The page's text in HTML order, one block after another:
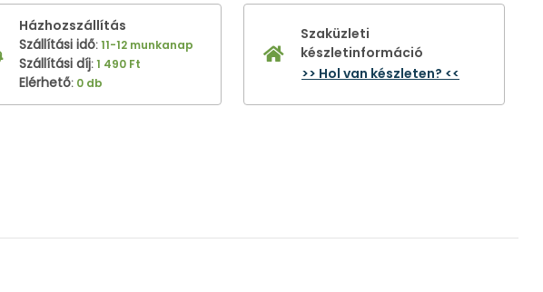
Házhozszállítás
Szállítási idő:11-12 munkanap
Szállítási díj:1 490 Ft
Elérhető: 0 db
Szaküzleti
készletinformáció
>> Hol van készleten? <<